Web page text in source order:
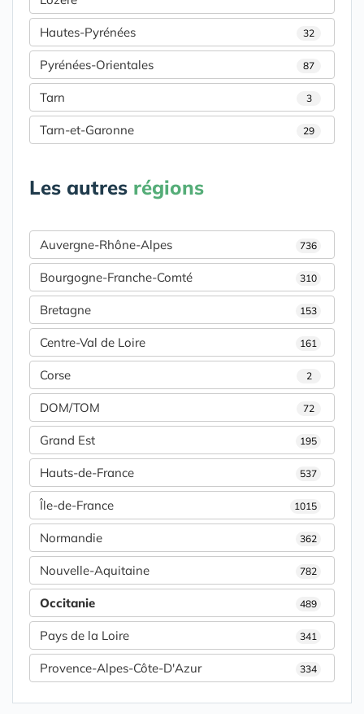
Hautes-Pyrénées 32
Pyrénées-Orientales 87
Tarn 3
Tarn-et-Garonne 29
Les autres régions
Auvergne-Rhône-Alpes 736
Bourgogne-Franche-Comté 310
Bretagne 153
Centre-Val de Loire 161
Corse 2
DOM/TOM 72
Grand Est 195
Hauts-de-France 537
Île-de-France 1015
Normandie 362
Nouvelle-Aquitaine 782
Occitanie 489
Pays de la Loire 341
Provence-Alpes-Côte-D'Azur 334